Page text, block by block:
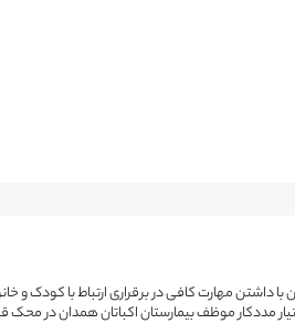
مهارت کافی در برقراری ارتباط با کودک و
مددکار موظف بیمارستان اکباتان همدان در